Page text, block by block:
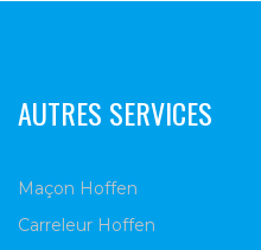
AUTRES SERVICES
Maçon Hoffen
Carreleur Hoffen